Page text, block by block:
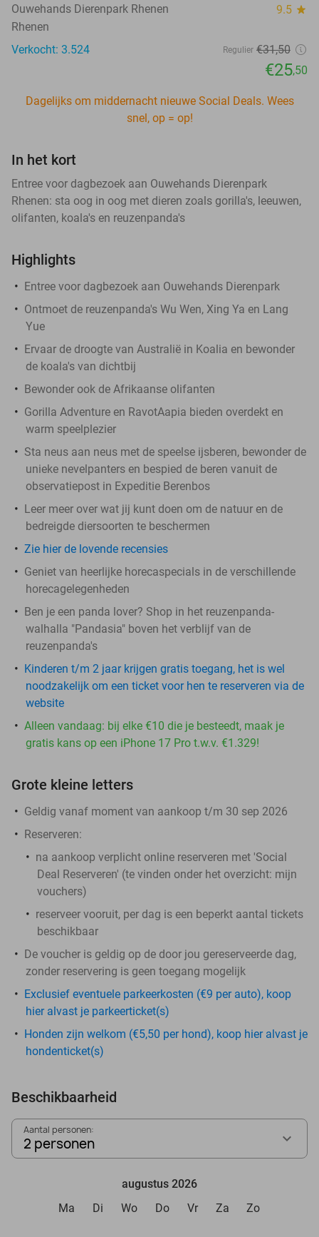
Ouwehands Dierenpark Rhenen 9.5 star
Rhenen
Verkocht: 3.524
Regulier €31,50
€25,50
Dagelijks om middernacht nieuwe Social Deals. Wees
snel, op = op!
In het kort
Entree voor dagbezoek aan Ouwehands Dierenpark
Rhenen: sta oog in oog met dieren zoals gorilla's, leeuwen,
olifanten, koala's en reuzenpanda's
Highlights
Entree voor dagbezoek aan Ouwehands Dierenpark
Ontmoet de reuzenpanda's Wu Wen, Xing Ya en Lang
Yue
Ervaar de droogte van Australië in Koalia en bewonder
de koala's van dichtbij
Bewonder ook de Afrikaanse olifanten
Gorilla Adventure en RavotAapia bieden overdekt en
warm speelplezier
Sta neus aan neus met de speelse ijsberen, bewonder de
unieke nevelpanters en bespied de beren vanuit de
observatiepost in Expeditie Berenbos
Leer meer over wat jij kunt doen om de natuur en de
bedreigde diersoorten te beschermen
Zie hier de lovende recensies
Geniet van heerlijke horecaspecials in de verschillende
horecagelegenheden
Ben je een panda lover? Shop in het reuzenpanda-
walhalla "Pandasia" boven het verblijf van de
reuzenpanda's
Kinderen t/m 2 jaar krijgen gratis toegang, het is wel
noodzakelijk om een ticket voor hen te reserveren via de
website
Alleen vandaag: bij elke €10 die je besteedt, maak je
gratis kans op een iPhone 17 Pro t.w.v. €1.329!
Grote kleine letters
Geldig vanaf moment van aankoop t/m 30 sep 2026
Reserveren:
na aankoop verplicht online reserveren met 'Social
Deal Reserveren' (te vinden onder het overzicht: mijn
vouchers)
reserveer vooruit, per dag is een beperkt aantal tickets
beschikbaar
De voucher is geldig op de door jou gereserveerde dag,
zonder reservering is geen toegang mogelijk
Exclusief eventuele parkeerkosten (€9 per auto), koop
hier alvast je parkeerticket(s)
Honden zijn welkom (€5,50 per hond), koop hier alvast je
hondenticket(s)
Beschikbaarheid
Aantal personen:
2 personen
augustus 2026
Ma
Di Wo Do Vr Za Zo